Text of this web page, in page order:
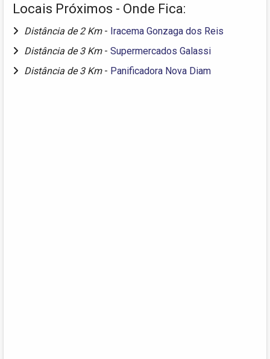
Locais Próximos - Onde Fica:
Distância de 2 Km - Iracema Gonzaga dos Reis
Distância de 3 Km - Supermercados Galassi
Distância de 3 Km - Panificadora Nova Diam